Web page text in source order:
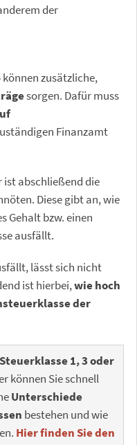
der
zusätzliche,
sorgen. Dafür muss
Finanzamt
ist abschließend die
Diese gibt an, wie
Gehalt bzw. einen
ausfällt.
lässt sich nicht
ist hierbei,wie hoch
der
1, 3 oder
können Sie schnell
Unterschiede
bestehen und wie
Hier finden Sie den